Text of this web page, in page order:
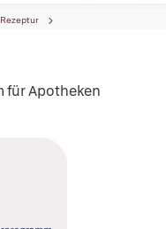
für Apotheken